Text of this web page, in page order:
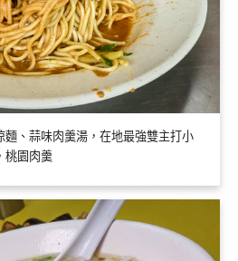
麵、蒜味肉羹湯，在地最強雙主打小
桃園肉羹